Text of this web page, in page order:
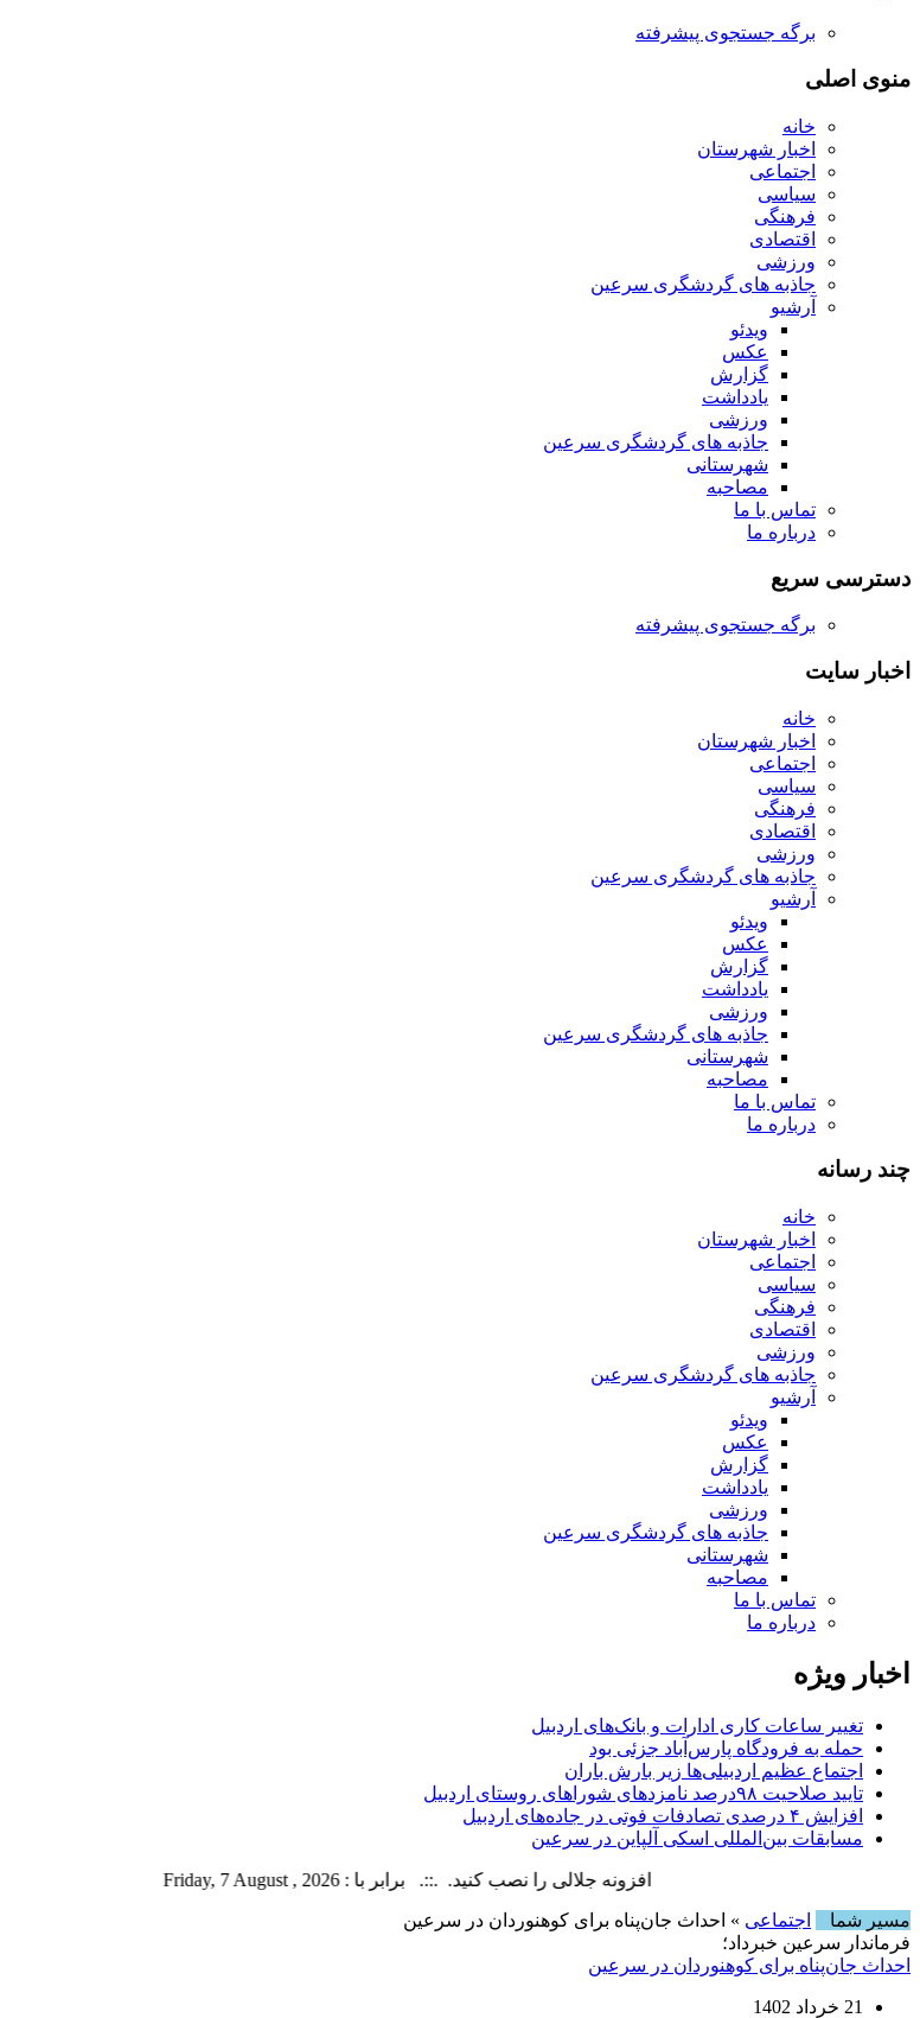
برگه جستجوی پیشرفته
منوی اصلی
خانه
اخبار شهرستان
اجتماعی
سیاسی
فرهنگی
اقتصادی
ورزشی
جاذبه های گردشگری سرعین
آرشیو
ویدئو
عکس
گزارش
یادداشت
ورزشی
جاذبه های گردشگری سرعین
شهرستانی
مصاحبه
تماس با ما
درباره ما
دسترسی سریع
برگه جستجوی پیشرفته
اخبار سایت
خانه
اخبار شهرستان
اجتماعی
سیاسی
فرهنگی
اقتصادی
ورزشی
جاذبه های گردشگری سرعین
آرشیو
ویدئو
عکس
گزارش
یادداشت
ورزشی
جاذبه های گردشگری سرعین
شهرستانی
مصاحبه
تماس با ما
درباره ما
چند رسانه
خانه
اخبار شهرستان
اجتماعی
سیاسی
فرهنگی
اقتصادی
ورزشی
جاذبه های گردشگری سرعین
آرشیو
ویدئو
عکس
گزارش
یادداشت
ورزشی
جاذبه های گردشگری سرعین
شهرستانی
مصاحبه
تماس با ما
درباره ما
اخبار ویژه
تغییر ساعات کاری ادارات و بانک‌های اردبیل
حمله به فرودگاه پارس‌‌آباد جزئی بود
اجتماع عظیم اردبیلی‌ها زیر بارش باران
تایید صلاحیت ۹۸درصد نامزدهای شوراهای روستای اردبیل
افزایش ۴ درصدی تصادفات فوتی در جاده‌های اردبیل
مسابقات بین‌المللی اسکی آلپاین در سرعین
افزونه جلالی را نصب کنید. .::. برابر با : Friday, 7 August , 2026
مسیر شما
اجتماعی » احداث جان‌پناه برای کوهنوردان در سرعین
فرماندار سرعین خبرداد؛
احداث جان‌پناه برای کوهنوردان در سرعین
21 خرداد 1402